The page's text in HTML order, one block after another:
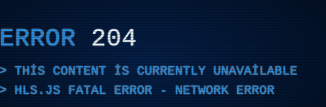
ERROR 204
THIS CONTENT IS CURRENTLY UNAVAILABLE
HLS.JS FATAL ERROR - NETWORK ERROR